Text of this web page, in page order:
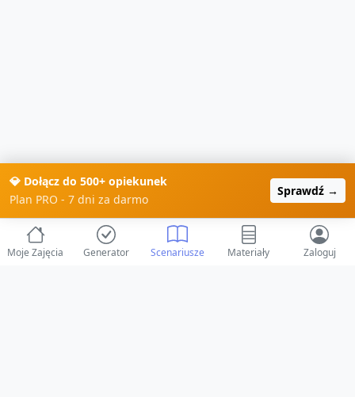
💎 Dołącz do 500+ opiekunek
Plan PRO - 7 dni za darmo
Sprawdź →
Moje Zajęcia Generator Scenariusze Materiały Zaloguj